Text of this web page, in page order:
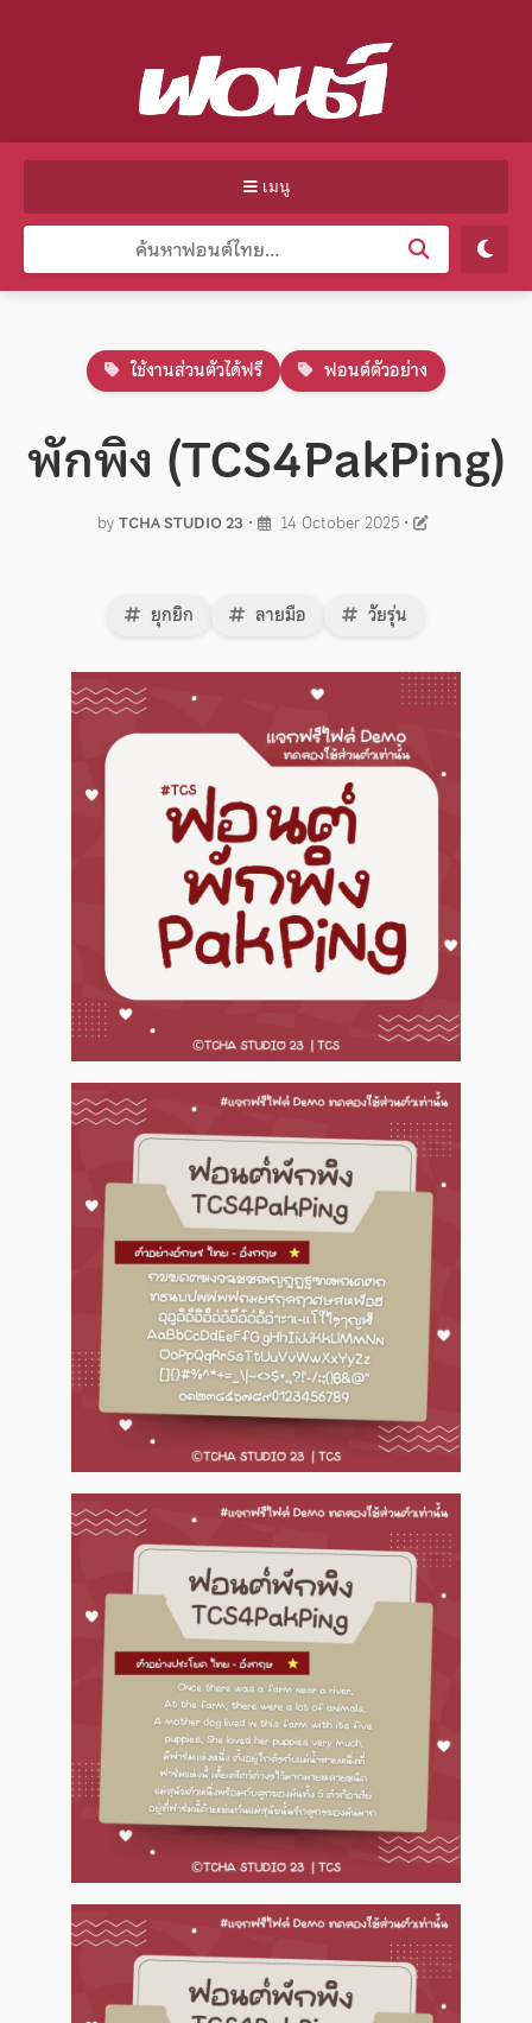
เมนู
ใช้งานส่วนตัวได้ฟรี ฟอนต์ตัวอย่าง
พักพิง (TCS4PakPing)
byTCHA STUDIO 23 • 14 October 2025 •
ยุกยิก ลายมือ วัยรุ่น